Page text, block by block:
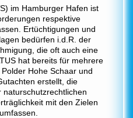
im Hamburger Hafen ist
respektive
Ertüchtigungen und
bedürfen i.d.R. der
die oft auch eine
hat bereits für mehrere
Hohe Schaar und
erstellt, die
naturschutzrechtlichen
mit den Zielen